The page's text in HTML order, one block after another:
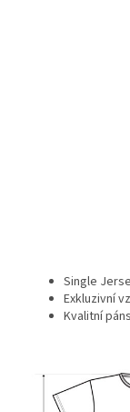
Single
Exkluzivní
Kvalitní